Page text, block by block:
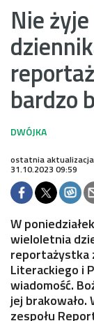
Nie
bardzo
ostatnia
31.10.2023 09:59
W
wieloletnia
reportażystka
Literackiego i
wiadomość.
jej brakowało.
zespołu